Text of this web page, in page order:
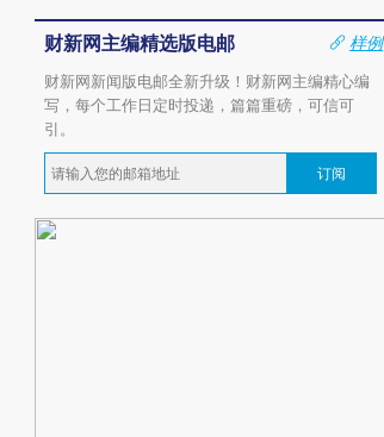
财新网主编精选版电邮
样例
财新网新闻版电邮全新升级！财新网主编精心编
写，每个工作日定时投递，篇篇重磅，可信可
引。
订阅